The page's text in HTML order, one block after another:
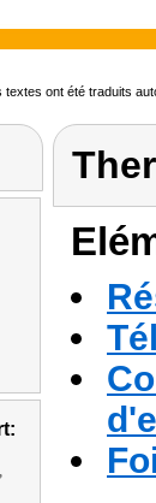
textes ont été traduits